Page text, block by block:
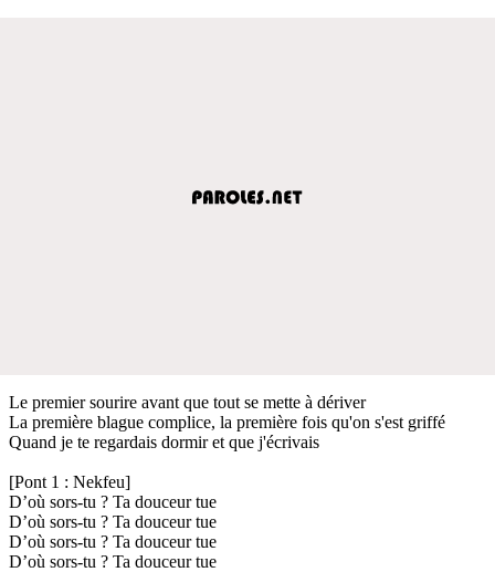
Le premier sourire avant que tout se mette à dériver
La première blague complice, la première fois qu'on s'est griffé
Quand je te regardais dormir et que j'écrivais
[Pont 1 : Nekfeu]
D’où sors-tu ? Ta douceur tue
D’où sors-tu ? Ta douceur tue
D’où sors-tu ? Ta douceur tue
D’où sors-tu ? Ta douceur tue